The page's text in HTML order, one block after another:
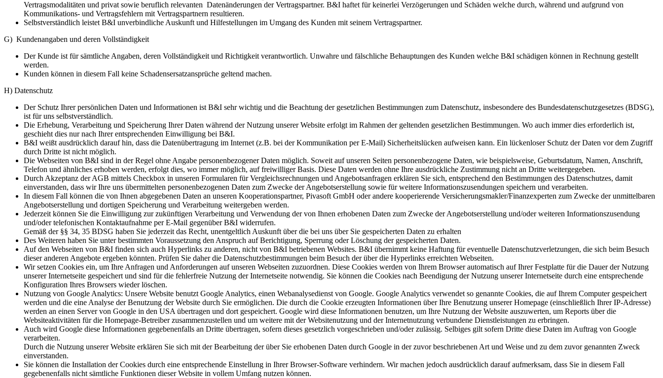
Vertragsmodalitäten und privat sowie beruflich relevanten Datenänderungen der Vertragspartner. B&I haftet für keinerlei Verzögerungen und Schäden welche durch, während und aufgrund von
Kommunikations- und Vertragsfehlern mit Vertragspartnern resultieren.
Selbstverständlich leistet B&I unverbindliche Auskunft und Hilfestellungen im Umgang des Kunden mit seinem Vertragspartner.
G) Kundenangaben und deren Vollständigkeit
Der Kunde ist für sämtliche Angaben, deren Vollständigkeit und Richtigkeit verantwortlich. Unwahre und fälschliche Behauptungen des Kunden welche B&I schädigen können in Rechnung gestellt
werden.
Kunden können in diesem Fall keine Schadensersatzansprüche geltend machen.
H) Datenschutz
Der Schutz Ihrer persönlichen Daten und Informationen ist B&I sehr wichtig und die Beachtung der gesetzlichen Bestimmungen zum Datenschutz, insbesondere des Bundesdatenschutzgesetzes (BDSG),
ist für uns selbstverständlich.
Die Erhebung, Verarbeitung und Speicherung Ihrer Daten während der Nutzung unserer Website erfolgt im Rahmen der geltenden gesetzlichen Bestimmungen. Wo auch immer dies erforderlich ist,
geschieht dies nur nach Ihrer entsprechenden Einwilligung bei B&I.
B&I weißt ausdrücklich darauf hin, dass die Datenübertragung im Internet (z.B. bei der Kommunikation per E-Mail) Sicherheitslücken aufweisen kann. Ein lückenloser Schutz der Daten vor dem Zugriff
durch Dritte ist nicht möglich.
Die Webseiten von B&I sind in der Regel ohne Angabe personenbezogener Daten möglich. Soweit auf unseren Seiten personenbezogene Daten, wie beispielsweise, Geburtsdatum, Namen, Anschrift,
Telefon und ähnliches erhoben werden, erfolgt dies, wo immer möglich, auf freiwilliger Basis. Diese Daten werden ohne Ihre ausdrückliche Zustimmung nicht an Dritte weitergegeben.
Durch Akzeptanz der AGB mittels Checkbox in unseren Formularen für Vergleichsrechnungen und Angebotsanfragen erklären Sie sich, entsprechend den Bestimmungen des Datenschutzes, damit
einverstanden, dass wir Ihre uns übermittelten personenbezogenen Daten zum Zwecke der Angebotserstellung sowie für weitere Informationszusendungen speichern und verarbeiten.
In diesem Fall können die von Ihnen abgegebenen Daten an unseren Kooperationspartner, Pivasoft GmbH oder andere kooperierende Versicherungsmakler/Finanzexperten zum Zwecke der unmittelbaren
Angebotserstellung und dortigen Speicherung und Verarbeitung weitergeben werden.
Jederzeit können Sie die Einwilligung zur zukünftigen Verarbeitung und Verwendung der von Ihnen erhobenen Daten zum Zwecke der Angebotserstellung und/oder weiteren Informationszusendung
und/oder telefonischen Kontaktaufnahme per E-Mail gegenüber B&I widerrufen.
Gemäß der §§ 34, 35 BDSG haben Sie jederzeit das Recht, unentgeltlich Auskunft über die bei uns über Sie gespeicherten Daten zu erhalten
Des Weiteren haben Sie unter bestimmten Voraussetzung den Anspruch auf Berichtigung, Sperrung oder Löschung der gespeicherten Daten.
Auf den Webseiten von B&I finden sich auch Hyperlinks zu anderen, nicht von B&I betriebenen Websites. B&I übernimmt keine Haftung für eventuelle Datenschutzverletzungen, die sich beim Besuch
dieser anderen Angebote ergeben könnten. Prüfen Sie daher die Datenschutzbestimmungen beim Besuch der über die Hyperlinks erreichten Webseiten.
Wir setzen Cookies ein, um Ihre Anfragen und Anforderungen auf unseren Webseiten zuzuordnen. Diese Cookies werden von Ihrem Browser automatisch auf Ihrer Festplatte für die Dauer der Nutzung
unserer Internetseite gespeichert und sind für die fehlerfreie Nutzung der Internetseite notwendig. Sie können die Cookies nach Beendigung der Nutzung unserer Internetseite durch eine entsprechende
Konfiguration Ihres Browsers wieder löschen.
Nutzung von Google Analytics: Unsere Website benutzt Google Analytics, einen Webanalysedienst von Google. Google Analytics verwendet so genannte Cookies, die auf Ihrem Computer gespeichert
werden und die eine Analyse der Benutzung der Website durch Sie ermöglichen. Die durch die Cookie erzeugten Informationen über Ihre Benutzung unserer Homepage (einschließlich Ihrer IP-Adresse)
werden an einen Server von Google in den USA übertragen und dort gespeichert. Google wird diese Informationen benutzen, um Ihre Nutzung der Website auszuwerten, um Reports über die
Websiteaktivitäten für die Homepage-Betreiber zusammenzustellen und um weitere mit der Websitenutzung und der Internetnutzung verbundene Dienstleistungen zu erbringen.
Auch wird Google diese Informationen gegebenenfalls an Dritte übertragen, sofern dieses gesetzlich vorgeschrieben und/oder zulässig. Selbiges gilt sofern Dritte diese Daten im Auftrag von Google
verarbeiten.
Durch die Nutzung unserer Website erklären Sie sich mit der Bearbeitung der über Sie erhobenen Daten durch Google in der zuvor beschriebenen Art und Weise und zu dem zuvor genannten Zweck
einverstanden.
Sie können die Installation der Cookies durch eine entsprechende Einstellung in Ihrer Browser-Software verhindern. Wir machen jedoch ausdrücklich darauf aufmerksam, dass Sie in diesem Fall
gegebenenfalls nicht sämtliche Funktionen dieser Website in vollem Umfang nutzen können.